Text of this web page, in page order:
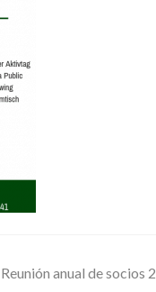
Reunión anual de socios